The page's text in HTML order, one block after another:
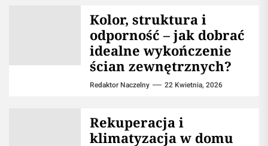
Kolor, struktura i
odporność – jak dobrać
idealne wykończenie
ścian zewnętrznych?
Redaktor Naczelny 22 Kwietnia, 2026
Rekuperacja i
klimatyzacja w domu